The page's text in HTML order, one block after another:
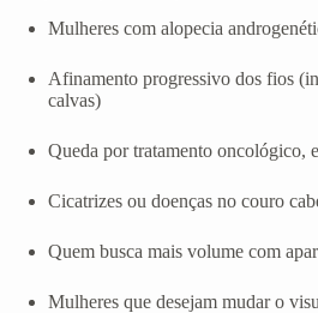
Mulheres com alopecia
Afinamento progressivo dos fios
calvas)
Queda por tratamento oncológico,
Cicatrizes ou doenças no couro
Quem busca mais volume com
Mulheres que desejam mudar o